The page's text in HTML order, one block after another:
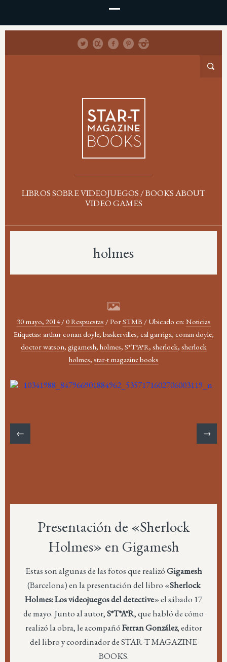
LIBROS SOBRE VIDEOJUEGOS / BOOKS ABOUT
VIDEO GAMES
holmes
30 mayo, 2014 /0 Respuestas /PorSTMB / Ubicado en: Noticias
Etiquetas: arthur conan doyle, baskervilles, cal garriga, conan doyle,
doctor watson, gigamesh, holmes, S*T*A*R, sherlock, sherlock
holmes, star-t magazine books
← →
Presentación de «Sherlock
Holmes» en Gigamesh
Estas son algunas de las fotos que realizóGigamesh
(Barcelona) en la presentación del libro «Sherlock
Holmes: Los videojuegos del detective» el sábado 17
de mayo. Junto al autor,S*T*A*R, que habló de cómo
realizó la obra, le acompañóFerran González, editor
del libro y coordinador de STAR-T MAGAZINE
BOOKS.